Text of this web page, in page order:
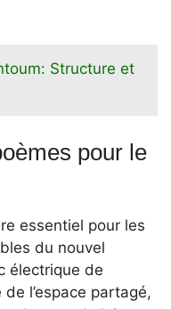
Structure et
pour le
essentiel pour les
du nouvel
électrique de
l’espace partagé,